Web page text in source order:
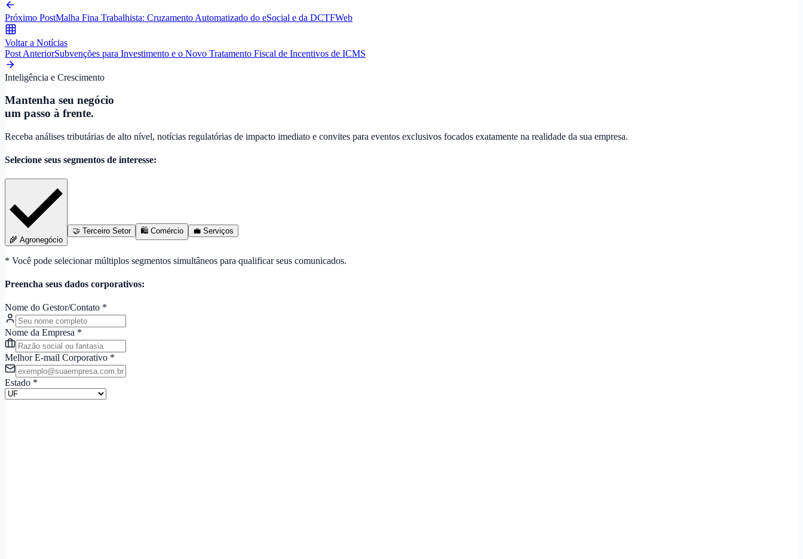
Próximo PostMalha Fina Trabalhista: Cruzamento Automatizado do eSocial e da DCTFWeb
Voltar a Notícias
Post AnteriorSubvenções para Investimento e o Novo Tratamento Fiscal de Incentivos de ICMS
Inteligência e Crescimento
Mantenha seu negócio
um passo à frente.
Receba análises tributárias de alto nível, notícias regulatórias de impacto imediato e convites para eventos exclusivos focados exatamente na realidade da sua empresa.
Selecione seus segmentos de interesse:
🌾 Agronegócio
🤝 Terceiro Setor 🛍️ Comércio 💼 Serviços
* Você pode selecionar múltiplos segmentos simultâneos para qualificar seus comunicados.
Preencha seus dados corporativos:
Nome do Gestor/Contato *
Nome da Empresa *
Melhor E-mail Corporativo *
Estado *